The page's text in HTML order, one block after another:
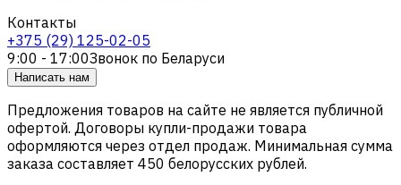
Контакты
+375 (29) 125-02-05
9:00 - 17:00Звонок по Беларуси
Написать нам
Предложения товаров на сайте не является публичной
офертой. Договоры купли-продажи товара
оформляются через отдел продаж. Минимальная сумма
заказа составляет 450 белорусских рублей.